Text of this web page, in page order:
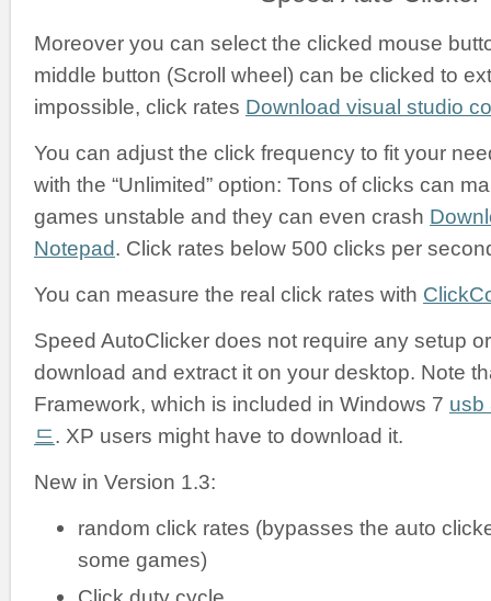
Moreover you can select the clicked mouse
middle button (Scroll wheel) can be clicked to
impossible, click rates Download visual studio
You can adjust the click frequency to fit your
with the “Unlimited” option: Tons of clicks can
games unstable and they can even crash
Notepad. Click rates below 500 clicks per
You can measure the real click rates with
Speed AutoClicker does not require any setup
download and extract it on your desktop. Note
Framework, which is included in Windows 7 usb
드. XP users might have to download it.
New in Version 1.3:
random click rates (bypasses the auto
some games)